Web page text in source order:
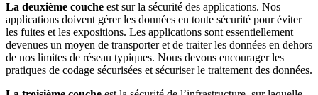
La deuxième couche est sur la sécurité des applications. Nos
applications doivent gérer les données en toute sécurité pour éviter
les fuites et les expositions. Les applications sont essentiellement
devenues un moyen de transporter et de traiter les données en dehors
de nos limites de réseau typiques. Nous devons encourager les
pratiques de codage sécurisées et sécuriser le traitement des données.